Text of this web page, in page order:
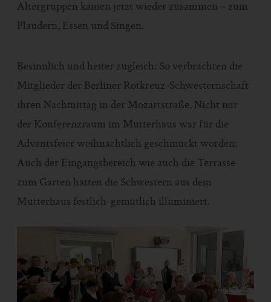
Altergruppen kamen jetzt wieder zusammen – zum
Plaudern, Essen und Singen.
Besinnlich und heiter zugleich: So verbrachten die
Mitglieder der Berliner Rotkreuz-Schwesternschaft
ihren Nachmittag in der Mozartstraße. Nicht nur
der Konferenzraum im Mutterhaus war für die
Adventsfeier weihnachtlich geschmückt worden:
Auch der Eingangsbereich wie auch die Terrasse
zum Garten hatten die Schwestern aus dem
Mutterhaus festlich-gemütlich illuminiert.